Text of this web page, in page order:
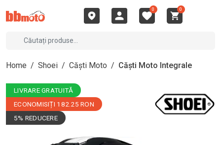
0 0
Home / Shoei / Căști Moto / Căști Moto Integrale
LIVRARE GRATUITĂ
ECONOMISIȚI 182.25 RON
5% REDUCERE